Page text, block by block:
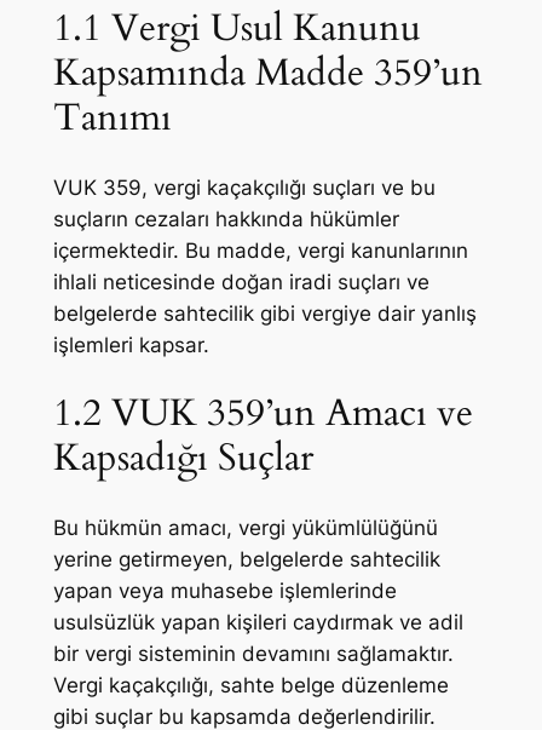
1.1 Vergi Usul Kanunu
Kapsamında Madde 359’un
Tanımı
VUK 359, vergi kaçakçılığı suçları ve bu
suçların cezaları hakkında hükümler
içermektedir. Bu madde, vergi kanunlarının
ihlali neticesinde doğan iradi suçları ve
belgelerde sahtecilik gibi vergiye dair yanlış
işlemleri kapsar.
1.2 VUK 359’un Amacı ve
Kapsadığı Suçlar
Bu hükmün amacı, vergi yükümlülüğünü
yerine getirmeyen, belgelerde sahtecilik
yapan veya muhasebe işlemlerinde
usulsüzlük yapan kişileri caydırmak ve adil
bir vergi sisteminin devamını sağlamaktır.
Vergi kaçakçılığı, sahte belge düzenleme
gibi suçlar bu kapsamda değerlendirilir.